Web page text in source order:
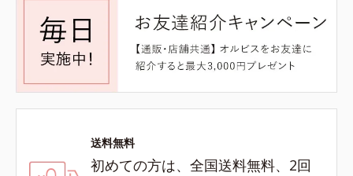
送料無料
初めての方は、全国送料無料、2回